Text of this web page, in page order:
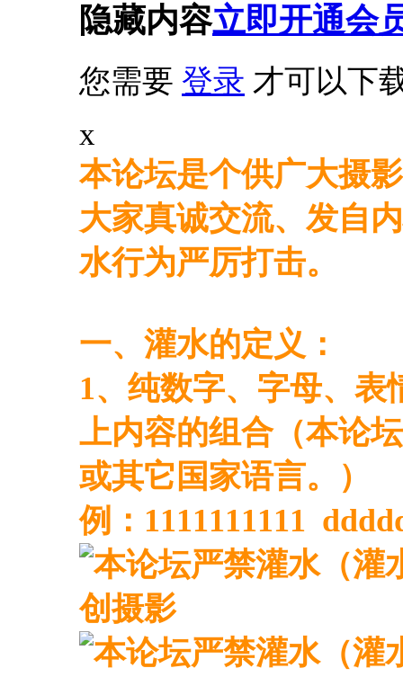
隐藏内容立即开通会
您需要 登录 才可以下
x
本论坛是个供广大摄
大家真诚交流、发自
水行为严厉打击。
一、灌水的定义：
1、纯数字、字母、
上内容的组合（本论
或其它国家语言。）
例：1111111111